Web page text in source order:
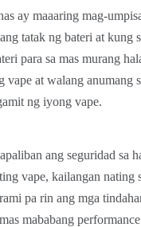
ay maaaring mag-
tatak ng bateri at
para sa mas murang
vape at walang anumang
ng iyong vape.
ang seguridad sa
vape, kailangan nating
pa rin ang mga
mababang